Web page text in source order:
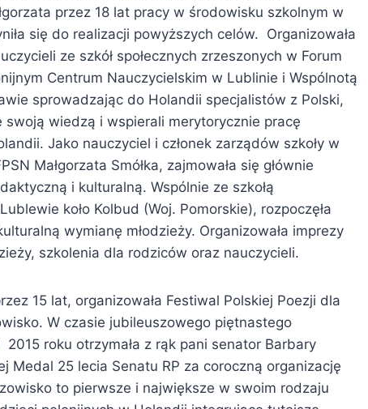
przez 18 lat pracy w środowisku szkolnym w
się do realizacji powyższych celów. Organizowała
ze szkół społecznych zrzeszonych w Forum
Centrum Nauczycielskim w Lublinie i Wspólnotą
sprowadzając do Holandii specjalistów z Polski,
swoją wiedzą i wspierali merytorycznie pracę
Jako nauczyciel i członek zarządów szkoły w
Małgorzata Smółka, zajmowała się głównie
i kulturalną. Wspólnie ze szkołą
koło Kolbud (Woj. Pomorskie), rozpoczęła
wymianę młodzieży. Organizowała imprezy
szkolenia dla rodziców oraz nauczycieli.
15 lat, organizowała Festiwal Polskiej Poezji dla
W czasie jubileuszowego piętnastego
roku otrzymała z rąk pani senator Barbary
Medal 25 lecia Senatu RP za coroczną organizację
to pierwsze i największe w swoim rodzaju